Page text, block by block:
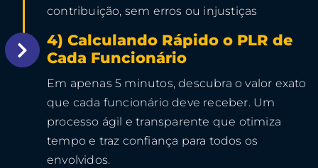
contribuição, sem erros ou injustiças
4) Calculando Rápido o PLR de
Cada Funcionário
Em apenas 5 minutos, descubra o valor exato
que cada funcionário deve receber. Um
processo ágil e transparente que otimiza
tempo e traz confiança para todos os
envolvidos.